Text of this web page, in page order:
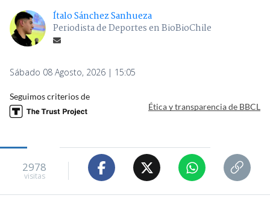
Ítalo Sánchez Sanhueza
Periodista de Deportes en BioBioChile
Sábado 08 Agosto, 2026 | 15:05
Seguimos criterios de
Ética y transparencia de BBCL
2978
visitas